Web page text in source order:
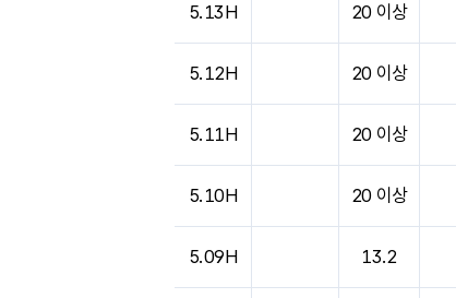
5.13H 20 이상
5.12H 20 이상
5.11H 20 이상
5.10H 20 이상
5.09H 13.2